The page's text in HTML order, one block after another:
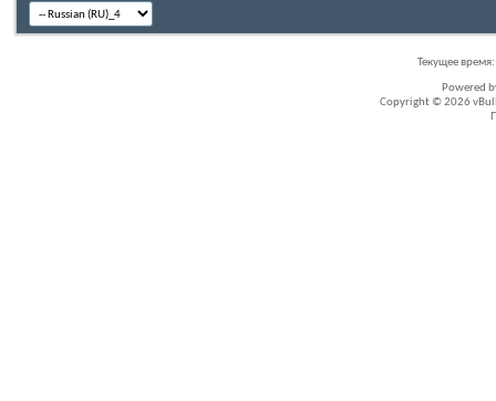
Текущее время:
Powered
Copyright © 2026